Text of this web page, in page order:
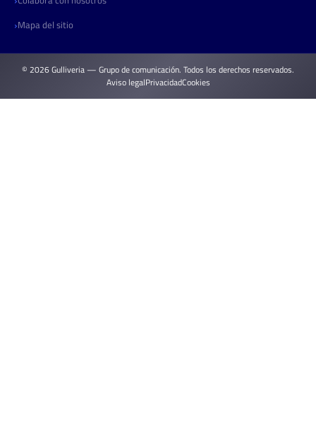
Mapa del sitio
© 2026 Gulliveria — Grupo de comunicación. Todos los derechos reservados.
Aviso legalPrivacidadCookies